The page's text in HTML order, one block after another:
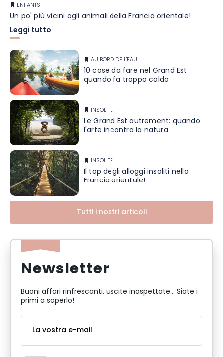
ENFANTS
Un po' più vicini agli animali della Francia orientale!
Leggi tutto
AU BORD DE L'EAU
10 cose da fare nel Grand Est
quando fa troppo caldo
INSOLITE
Le Grand Est autrement: quando
l'arte incontra la natura
INSOLITE
Il top degli alloggi insoliti nella
Francia orientale!
Tutti i nostri articoli
Newsletter
Buoni affari rinfrescanti, uscite inaspettate... Siate i
primi a saperlo!